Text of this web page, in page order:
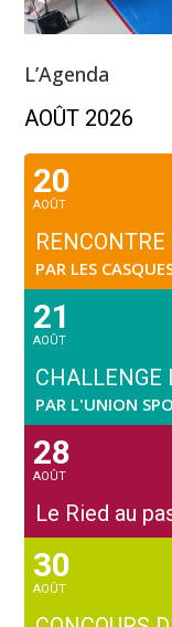
L’Agenda
AOÛT 2026
20
AOÛT
RENCONTRE
PAR LES
21
AOÛT
CHALLENGE
PAR L'UNION
28
AOÛT
Le Ried au
30
AOÛT